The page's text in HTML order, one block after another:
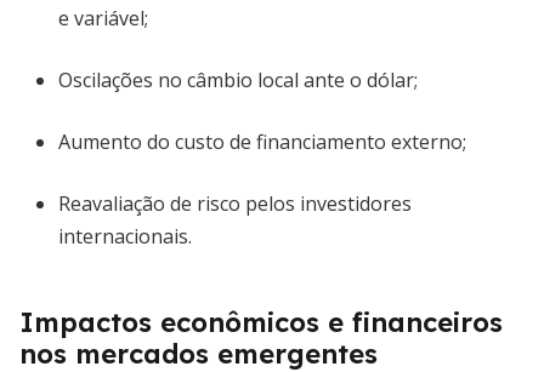
e variável;
Oscilações no câmbio local ante o dólar;
Aumento do custo de financiamento externo;
Reavaliação de risco pelos investidores
internacionais.
Impactos econômicos e financeiros
nos mercados emergentes